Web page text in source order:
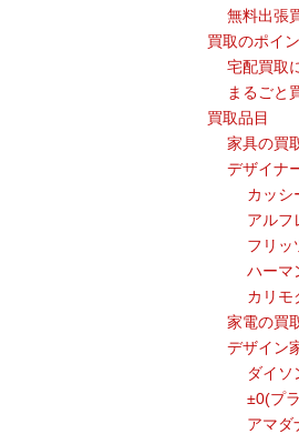
無料出張
買取のポイ
宅配買取
まるごと
買取品目
家具の買
デザイナ
カッシ
アルフ
フリッ
ハーマ
カリモ
家電の買
デザイン
ダイソ
±0(プ
アマダ